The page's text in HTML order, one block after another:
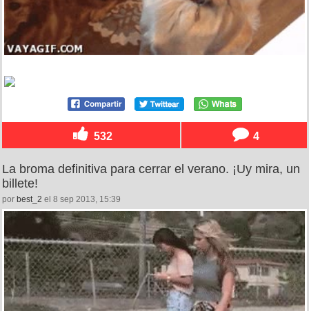
532 4
La broma definitiva para cerrar el verano. ¡Uy mira, un
billete!
por best_2 el 8 sep 2013, 15:39